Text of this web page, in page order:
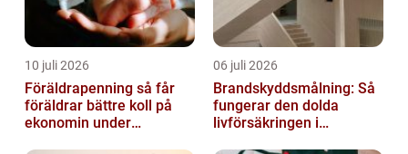
10 juli 2026
Föräldrapenning så får
föräldrar bättre koll på
ekonomin under
06 juli 2026
Brandskyddsmålning: Så
fungerar den dolda
livförsäkringen i